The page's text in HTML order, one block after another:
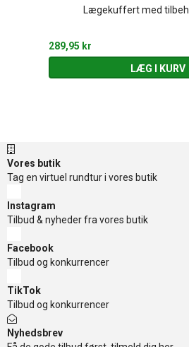
Lægekuffert med
289,95 kr
LÆG I KURV
Vores butik
Tag en virtuel rundtur i vores butik
Instagram
Tilbud & nyheder fra vores butik
Facebook
Tilbud og konkurrencer
TikTok
Tilbud og konkurrencer
Nyhedsbrev